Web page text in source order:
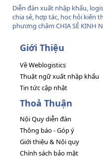
Diễn đàn xuất nhập khẩu,
chia sẻ, hợp tác, học hỏi kiến
phương châm CHIA SẺ KINH
Giới Thiệu
Về Weblogistics
Thuật ngữ xuất nhập khẩu
Tin tức cập nhật
Thoả Thuận
Nội Quy diễn đàn
Thông báo - Góp ý
Giới thiệu & Nội quy
Chính sách bảo mật